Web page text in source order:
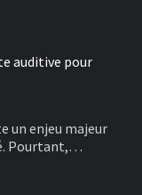
auditive pour
un enjeu majeur
Pourtant,…